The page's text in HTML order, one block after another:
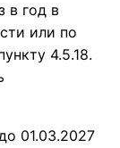
в год в
или по
4.5.18.
01.03.2027